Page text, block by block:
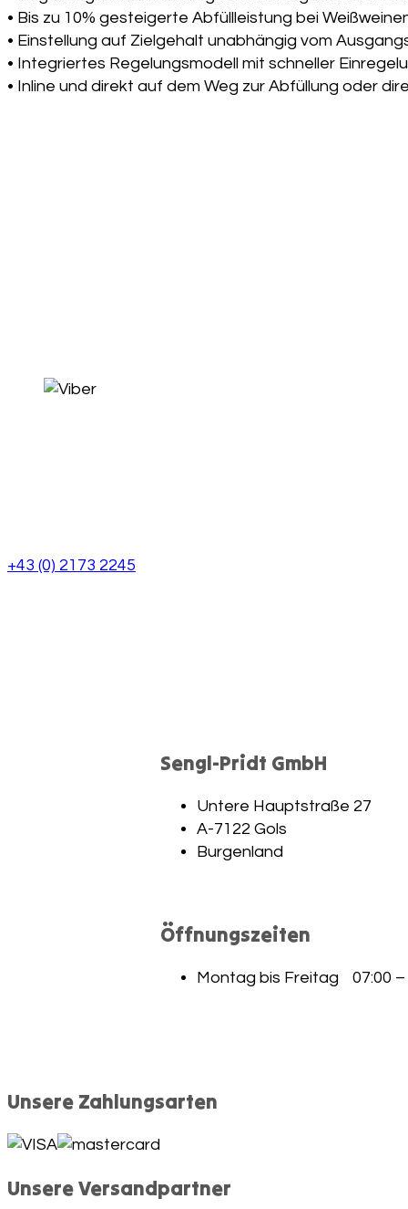
• Bis zu 10% gesteigerte Abfüllleistung bei
• Einstellung auf Zielgehalt unabhängig vom
• Integriertes Regelungsmodell mit schneller
• Inline und direkt auf dem Weg zur Abfüllung oder
+43 (0) 2173 2245
Sengl-Pridt GmbH
Untere Hauptstraße 27
A-7122 Gols
Burgenland
Öffnungszeiten
Montag bis Freitag 07:00 –
Unsere Zahlungsarten
Unsere Versandpartner